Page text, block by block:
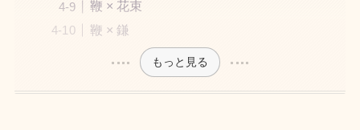
鞭 × 花束
鞭 × 鎌
もっと見る